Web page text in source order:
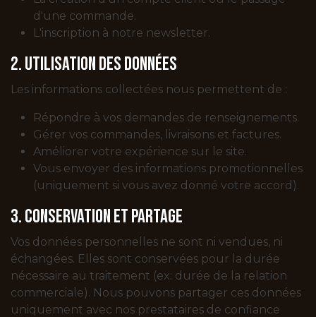
d'une commande.
L'inscription à notre newsletter.
2. Utilisation des données
Les informations collectées nous permettent de :
Répondre à vos demandes de renseignements.
Gérer vos commandes, livraisons et factures.
Améliorer votre expérience sur le site.
Vous envoyer des informations promotionnelles
(uniquement si vous avez donné votre accord).
3. Conservation et Partage
Vos données personnelles ne sont ni vendues, ni
échangées. Elles sont conservées pour la durée
nécessaire au traitement (ex: durée de la relation
commerciale). Nous pouvons partager ces données
uniquement avec nos prestataires de confiance